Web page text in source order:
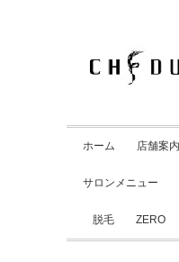
ホーム 店舗案内
サロンメニュー
脱毛 ZERO